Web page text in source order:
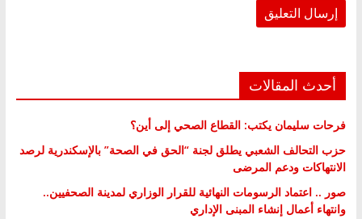
أحدث المقالات
فرحات سليمان يكتب: القطاع الصحي إلى أين؟
حزب التحالف الشعبي يطلق لجنة “الحق في الصحة” بالإسكندرية لرصد
الانتهاكات ودعم المرضى
صور .. اعتماد الرسومات النهائية للقرار الوزاري لمدينة الصحفيين..
وانتهاء أعمال إنشاء المبنى الإداري